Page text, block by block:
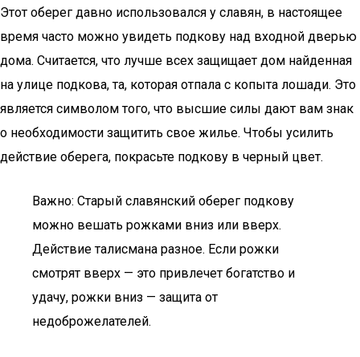
Этот оберег давно использовался у славян, в настоящее
время часто можно увидеть подкову над входной дверью
дома. Считается, что лучше всех защищает дом найденная
на улице подкова, та, которая отпала с копыта лошади. Это
является символом того, что высшие силы дают вам знак
о необходимости защитить свое жилье. Чтобы усилить
действие оберега, покрасьте подкову в черный цвет.
Важно: Старый славянский оберег подкову
можно вешать рожками вниз или вверх.
Действие талисмана разное. Если рожки
смотрят вверх — это привлечет богатство и
удачу, рожки вниз — защита от
недоброжелателей.